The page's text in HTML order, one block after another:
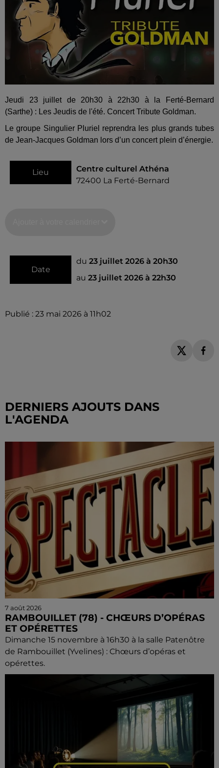
Jeudi 23 juillet de 20h30 à 22h30 à la Ferté-Bernard
(Sarthe) : Les Jeudis de l'été. Concert Tribute Goldman.
Le groupe Singulier Pluriel reprendra les plus grands tubes
de Jean-Jacques Goldman lors d’un concert plein d’énergie.
Lieu
Centre culturel Athéna
72400 La Ferté-Bernard
Date
du 23 juillet 2026 à 20h30
au 23 juillet 2026 à 22h30
Publié : 23 mai 2026 à 11h02
DERNIERS AJOUTS DANS
L'AGENDA
7 août 2026
RAMBOUILLET (78) - CHŒURS D’OPÉRAS
ET OPÉRETTES
Dimanche 15 novembre à 16h30 à la salle Patenôtre
de Rambouillet (Yvelines) : Chœurs d’opéras et
opérettes.